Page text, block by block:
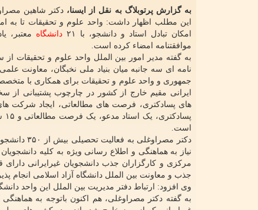
به گزارش پرتوبلاگ به نقل از ایسنا، دکتر شاهین
این مطلب اظهار داشت: واحد علوم و تحقیقات تا به
امکان تبادل استاد و دانشجو، با ۲۱
دانشگاه معتبر،
موافقتنامه امضاء کرده است.
نامه ای سه جانبه میان بنیاد ملی نخبگان، معاونت
جمهوری و واحد علوم و تحقیقات برای همکاری با
ایرانی مقیم خارج از کشور در چارچوب پشتیبانی از
است.
دکتر
نیاز به هماهنگی و اطلاع رسانی ویژه به کلیه
مرکزی و کارگزاران جذب دانشجویان غیرایرانی دارای
جذب و معاونت بین الملل دانشگاه آزاد اسلامی انجام
وی افزود: ارتباط دفتر مدیریت بین الملل این واحد
به گفته دکتر مصراوغلی، هم اکنون باتوجه به